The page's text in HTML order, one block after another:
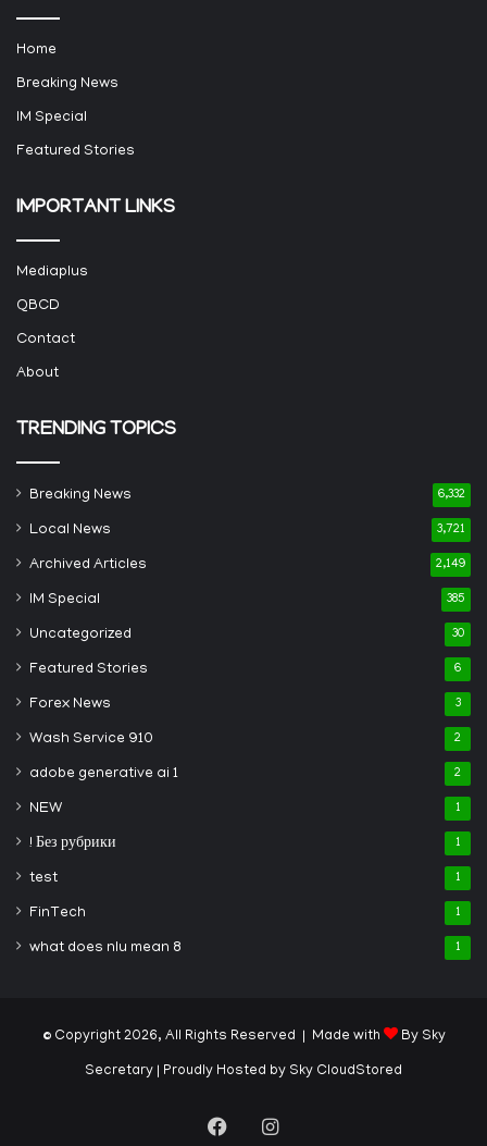
Home
Breaking News
IM Special
Featured Stories
IMPORTANT LINKS
Mediaplus
QBCD
Contact
About
TRENDING TOPICS
Breaking News 6,332
Local News 3,721
Archived Articles 2,149
IM Special 385
Uncategorized 30
Featured Stories 6
Forex News 3
Wash Service 910 2
adobe generative ai 1 2
NEW 1
! Без рубрики 1
test 1
FinTech 1
what does nlu mean 8 1
© Copyright 2026, All Rights Reserved | Made with By Sky
Secretary | Proudly Hosted by Sky CloudStored
FacebookInstagram